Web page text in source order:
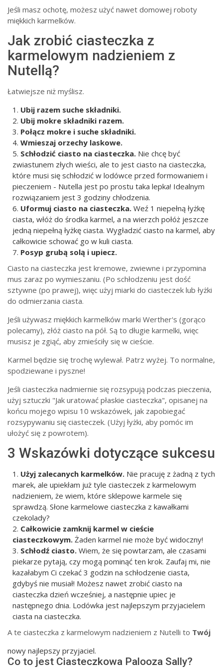
Jeśli masz ochotę, możesz użyć nawet domowej roboty
miękkich karmelków.
Jak zrobić ciasteczka z
karmelowym nadzieniem z
Nutellą?
Łatwiejsze niż myślisz.
Ubij razem suche składniki.
Ubij mokre składniki razem.
Połącz mokre i suche składniki.
Wmieszaj orzechy laskowe.
Schłodzić ciasto na ciasteczka. Nie chcę być
zwiastunem złych wieści, ale to jest ciasto na ciasteczka,
które musi się schłodzić w lodówce przed formowaniem i
pieczeniem - Nutella jest po prostu taka lepka! Idealnym
rozwiązaniem jest 3 godziny chłodzenia.
Uformuj ciasto na ciasteczka. Weź 1 niepełną łyżkę
ciasta, włóż do środka karmel, a na wierzch połóż jeszcze
jedną niepełną łyżkę ciasta. Wygładzić ciasto na karmel, aby
całkowicie schować go w kuli ciasta.
Posyp grubą solą i upiecz.
Ciasto na ciasteczka jest kremowe, zwiewne i przypomina
mus zaraz po wymieszaniu. (Po schłodzeniu jest dość
sztywne (po prawej), więc użyj miarki do ciasteczek lub łyżki
do odmierzania ciasta.
Jeśli używasz miękkich karmelków marki Werther's (gorąco
polecamy), złóż ciasto na pół. Są to długie karmelki, więc
musisz je zgiąć, aby zmieściły się w cieście.
Karmel będzie się trochę wylewał. Patrz wyżej. To normalne,
spodziewane i pyszne!
Jeśli ciasteczka nadmiernie się rozsypują podczas pieczenia,
użyj sztuczki "Jak uratować płaskie ciasteczka", opisanej na
końcu mojego wpisu 10 wskazówek, jak zapobiegać
rozsypywaniu się ciasteczek. (Użyj łyżki, aby pomóc im
ułożyć się z powrotem).
3 Wskazówki dotyczące sukcesu
Użyj zalecanych karmelków. Nie pracuję z żadną z tych
marek, ale upiekłam już tyle ciasteczek z karmelowym
nadzieniem, że wiem, które sklepowe karmele się
sprawdzą. Słone karmelowe ciasteczka z kawałkami
czekolady?
Całkowicie zamknij karmel w cieście
ciasteczkowym. Żaden karmel nie może być widoczny!
Schłodź ciasto. Wiem, że się powtarzam, ale czasami
piekarze pytają, czy mogą pominąć ten krok. Zaufaj mi, nie
kazałabym Ci czekać 3 godzin na schłodzenie ciasta,
gdybyś nie musiał! Możesz nawet zrobić ciasto na
ciasteczka dzień wcześniej, a następnie upiec je
następnego dnia. Lodówka jest najlepszym przyjacielem
ciasta na ciasteczka.
A te ciasteczka z karmelowym nadzieniem z Nutelli to Twój
nowy najlepszy przyjaciel.
Co to jest Ciasteczkowa Palooza Sally?